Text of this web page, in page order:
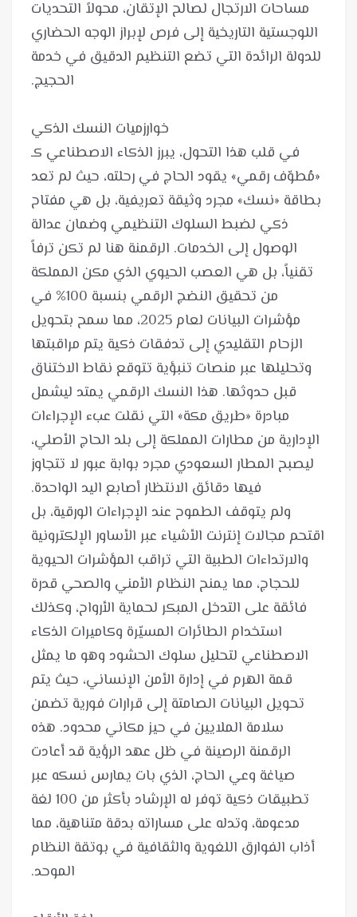
مساحات الارتجال لصالح الإتقان، محولاً التحديات
اللوجستية التاريخية إلى فرص لإبراز الوجه الحضاري
للدولة الرائدة التي تضع التنظيم الدقيق في خدمة
في قلب هذا التحول، يبرز الذكاء الاصطناعي كـ
«مُطوّف رقمي» يقود الحاج في رحلته، حيث لم تعد
بطاقة «نسك» مجرد وثيقة تعريفية، بل هي مفتاح
ذكي لضبط السلوك التنظيمي وضمان عدالة
الوصول إلى الخدمات. الرقمنة هنا لم تكن ترفاً
تقنياً، بل هي العصب الحيوي الذي مكن المملكة
من تحقيق النضج الرقمي بنسبة 100% في
مؤشرات البيانات لعام 2025، مما سمح بتحويل
الزحام التقليدي إلى تدفقات ذكية يتم مراقبتها
وتحليلها عبر منصات تنبؤية تتوقع نقاط الاختناق
قبل حدوثها. هذا النسك الرقمي يمتد ليشمل
مبادرة «طريق مكة» التي نقلت عبء الإجراءات
الإدارية من مطارات المملكة إلى بلد الحاج الأصلي،
ليصبح المطار السعودي مجرد بوابة عبور لا تتجاوز
ولم يتوقف الطموح عند الإجراءات الورقية، بل
اقتحم مجالات إنترنت الأشياء عبر الأساور الإلكترونية
والارتداءات الطبية التي تراقب المؤشرات الحيوية
للحجاج، مما يمنح النظام الأمني والصحي قدرة
فائقة على التدخل المبكر لحماية الأرواح، وكذلك
استخدام الطائرات المسيّرة وكاميرات الذكاء
الاصطناعي لتحليل سلوك الحشود وهو ما يمثل
قمة الهرم في إدارة الأمن الإنساني، حيث يتم
تحويل البيانات الصامتة إلى قرارات فورية تضمن
سلامة الملايين في حيز مكاني محدود. هذه
الرقمنة الرصينة في ظل عهد الرؤية قد أعادت
صياغة وعي الحاج، الذي بات يمارس نسكه عبر
تطبيقات ذكية توفر له الإرشاد بأكثر من 100 لغة
مدعومة، وتدله على مساراته بدقة متناهية، مما
أذاب الفوارق اللغوية والثقافية في بوتقة النظام